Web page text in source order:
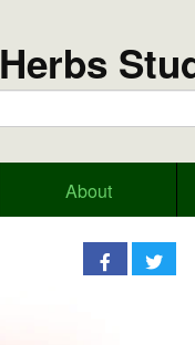
About